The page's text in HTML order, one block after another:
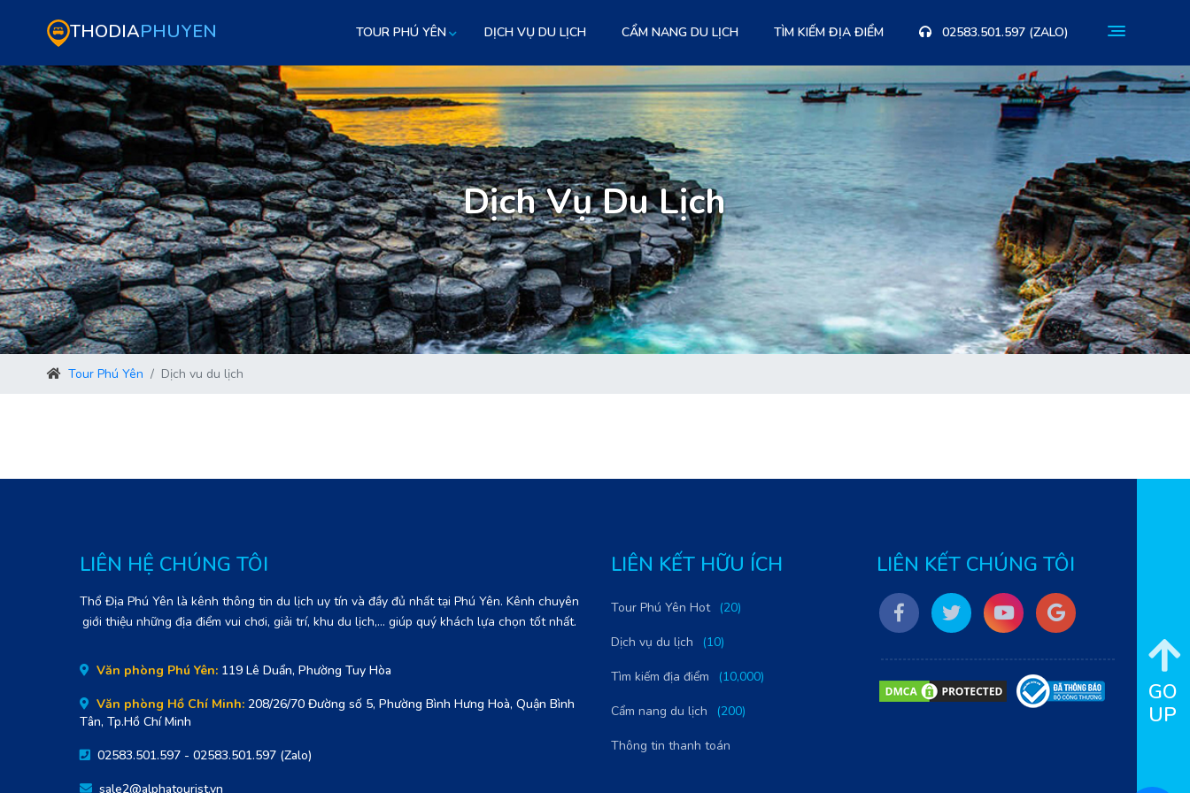
THODIAPHUYEN TOUR PHÚ YÊN DỊCH VỤ DU LỊCH CẨM NANG DU LỊCH TÌM KIẾM ĐỊA ĐIỂM 02583.501.597 (ZALO)
Dịch Vụ Du Lịch
Tour Phú Yên Dịch vu du lịch
LIÊN HỆ CHÚNG TÔI
Thổ Địa Phú Yên là kênh thông tin du lịch uy tín và đầy đủ nhất tại Phú Yên. Kênh chuyên
giới thiệu những địa điểm vui chơi, giải trí, khu du lịch,... giúp quý khách lựa chọn tốt nhất.
Văn phòng Phú Yên: 119 Lê Duẩn, Phường Tuy Hòa
Văn phòng Hồ Chí Minh: 208/26/70 Đường số 5, Phường Bình Hưng Hoà, Quận Bình
Tân, Tp.Hồ Chí Minh
02583.501.597 - 02583.501.597 (Zalo)
sale2@alphatourist.vn
LIÊN KẾT HỮU ÍCH
Tour Phú Yên Hot (20)
Dịch vụ du lịch (10)
Tìm kiếm địa điểm (10,000)
Cẩm nang du lịch (200)
Thông tin thanh toán
LIÊN KẾT CHÚNG TÔI
GO
UP